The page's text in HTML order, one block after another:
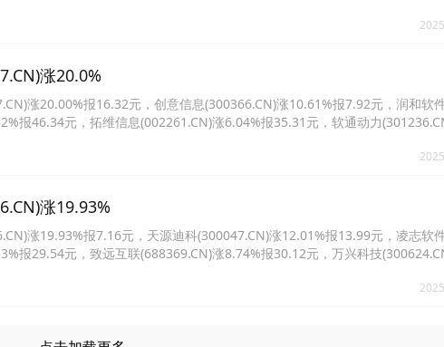
涨20.0%
涨20.00%报16.32元，创意信息(300366.CN)涨10.61%报7.92元，润和软
报46.34元，拓维信息(002261.CN)涨6.04%报35.31元，软通动力
涨19.93%
涨19.93%报7.16元，天源迪科(300047.CN)涨12.01%报13.99元，凌志软
报29.54元，致远互联(688369.CN)涨8.74%报30.12元，万兴科技